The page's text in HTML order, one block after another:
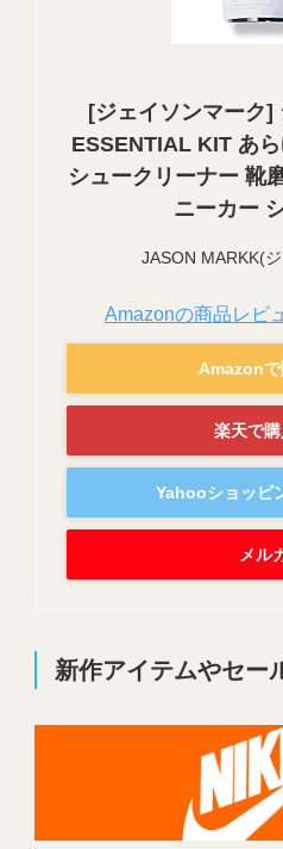
[ジェイソンマーク]
ESSENTIAL KIT あ
シュークリーナー 靴
ニーカー
JASON MARKK(
Amazonの商品レビ
Amazonで
楽天で
Yahooショッピ
メル
新作アイテムやセー